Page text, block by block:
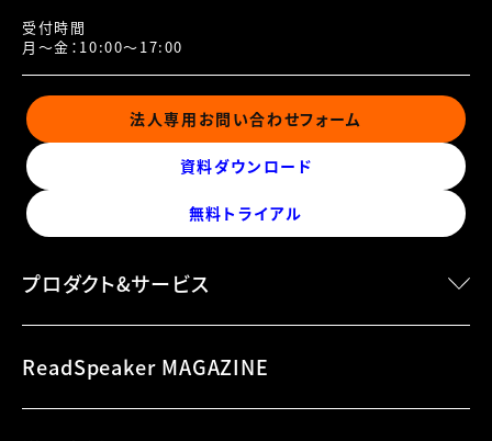
受付時間
月～金：10:00～17:00
法人専用お問い合わせフォーム
資料ダウンロード
無料トライアル
プロダクト&サービス
speechMaker Cloud
ReadSpeaker MAGAZINE